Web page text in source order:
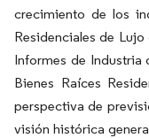
crecimiento de los
Residenciales de
Informes de
Bienes Raíces
perspectiva de
visión histórica